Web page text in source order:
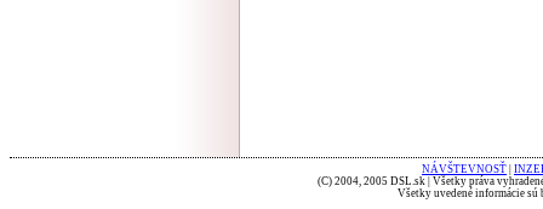
NÁVŠTEVNOSŤ
(C) 2004, 2005 DSL.sk | Všetky práva
Všetky uvedené informácie sú